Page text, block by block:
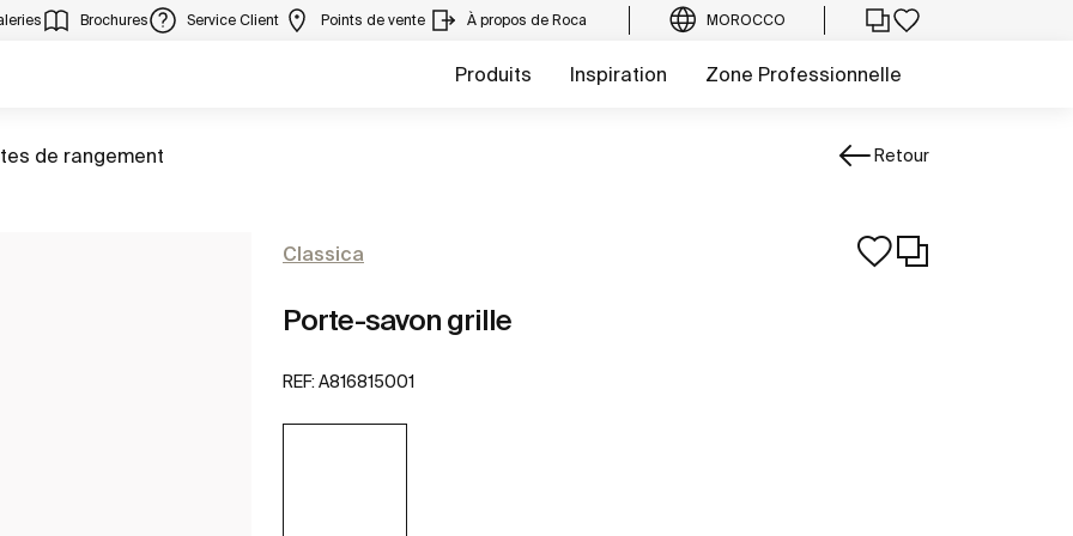
Brochures Service Client Points de vente À propos de Roca MOROCCO
Produits Inspiration Zone Professionnelle
à de rangement Retour
Classica
Porte-savon grille
REF: A816815001